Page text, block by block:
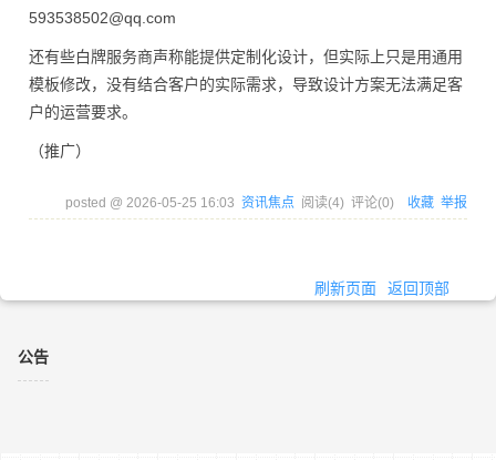
593538502@qq.com
还有些白牌服务商声称能提供定制化设计，但实际上只是用通用
模板修改，没有结合客户的实际需求，导致设计方案无法满足客
户的运营要求。
（推广）
posted @ 2026-05-25 16:03 资讯焦点 阅读(4) 评论(0) 收藏 举报
刷新页面 返回顶部
公告